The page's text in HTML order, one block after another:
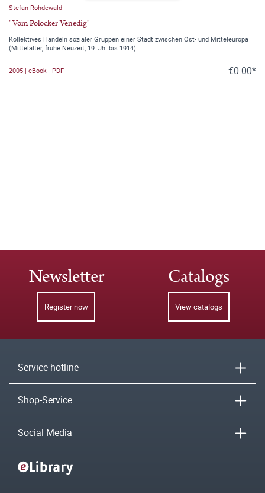
Stefan Rohdewald
"Vom Polocker Venedig"
Kollektives Handeln sozialer Gruppen einer Stadt zwischen Ost- und Mitteleuropa
(Mittelalter, frühe Neuzeit, 19. Jh. bis 1914)
2005 | eBook - PDF €0.00*
Newsletter
Register now
Catalogs
View catalogs
Service hotline
Shop-Service
Social Media